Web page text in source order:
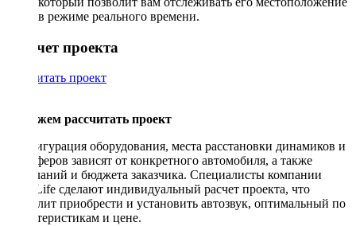
в режиме реального времени.
Рассчет проекта
Рассчитать проект
Поможем рассчитать проект
Конфигурация оборудования, места расстановки динамиков и
сабвуферов зависят от конкретного автомобиля, а также
пожеланий и бюджета заказчика. Специалисты компании
DriveLife сделают индивидуальный расчет проекта, что
позволит приобрести и установить автозвук, оптимальный по
характеристикам и цене.